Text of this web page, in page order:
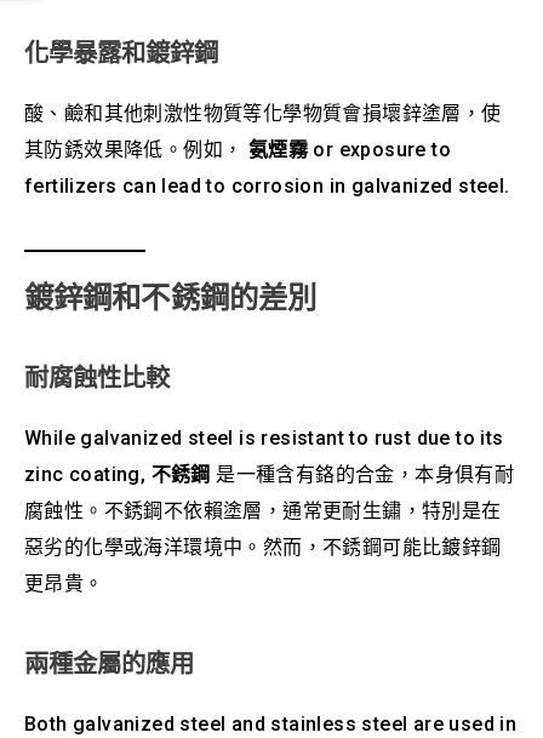
化學暴露和鍍鋅鋼
酸、鹼和其他刺激性物質等化學物質會損壞鋅塗層，使
其防銹效果降低。例如， 氨煙霧 or exposure to
fertilizers can lead to corrosion in galvanized steel.
鍍鋅鋼和不銹鋼的差別
耐腐蝕性比較
While galvanized steel is resistant to rust due to its
zinc coating, 不銹鋼 是一種含有鉻的合金，本身俱有耐
腐蝕性。不銹鋼不依賴塗層，通常更耐生鏽，特別是在
惡劣的化學或海洋環境中。然而，不銹鋼可能比鍍鋅鋼
更昂貴。
兩種金屬的應用
Both galvanized steel and stainless steel are used in